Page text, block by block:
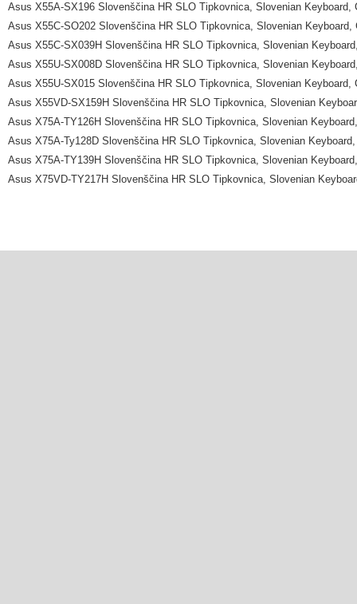
Asus X55A-SX196 Slovenščina HR SLO Tipkovnica, Slovenian Keyboard,
Asus X55C-SO202 Slovenščina HR SLO Tipkovnica, Slovenian Keyboard,
Asus X55C-SX039H Slovenščina HR SLO Tipkovnica, Slovenian
Asus X55U-SX008D Slovenščina HR SLO Tipkovnica, Slovenian
Asus X55U-SX015 Slovenščina HR SLO Tipkovnica, Slovenian Keyboard,
Asus X55VD-SX159H Slovenščina HR SLO Tipkovnica, Slovenian
Asus X75A-TY126H Slovenščina HR SLO Tipkovnica, Slovenian
Asus X75A-Ty128D Slovenščina HR SLO Tipkovnica, Slovenian
Asus X75A-TY139H Slovenščina HR SLO Tipkovnica, Slovenian
Asus X75VD-TY217H Slovenščina HR SLO Tipkovnica, Slovenian